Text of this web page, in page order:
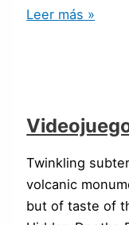
Leer más »
Twinkling
volcanic
but of taste of